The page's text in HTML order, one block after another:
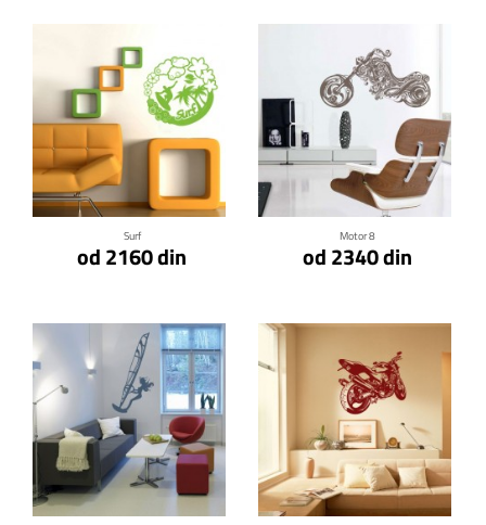
Surf
od 2160 din
Klikni za detalje
Motor 8
od 2340 din
Klikni za detalje
Klikni za detalje Klikni za detalje